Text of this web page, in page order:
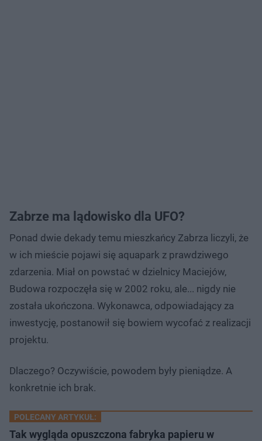
Zabrze ma lądowisko dla UFO?
Ponad dwie dekady temu mieszkańcy Zabrza liczyli, że
w ich mieście pojawi się aquapark z prawdziwego
zdarzenia. Miał on powstać w dzielnicy Maciejów,
Budowa rozpoczęła się w 2002 roku, ale... nigdy nie
została ukończona. Wykonawca, odpowiadający za
inwestycję, postanowił się bowiem wycofać z realizacji
projektu.
Dlaczego? Oczywiście, powodem były pieniądze. A
konkretnie ich brak.
POLECANY ARTYKUŁ:
Tak wygląda opuszczona fabryka papieru w